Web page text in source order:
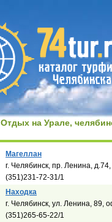
Отдых на Урале,
Магеллан
г. Челябинск, пр. Ленина,
(351)231-72-31/1
Находка
г. Челябинск, ул. Ленина, 89,
(351)265-65-22/1